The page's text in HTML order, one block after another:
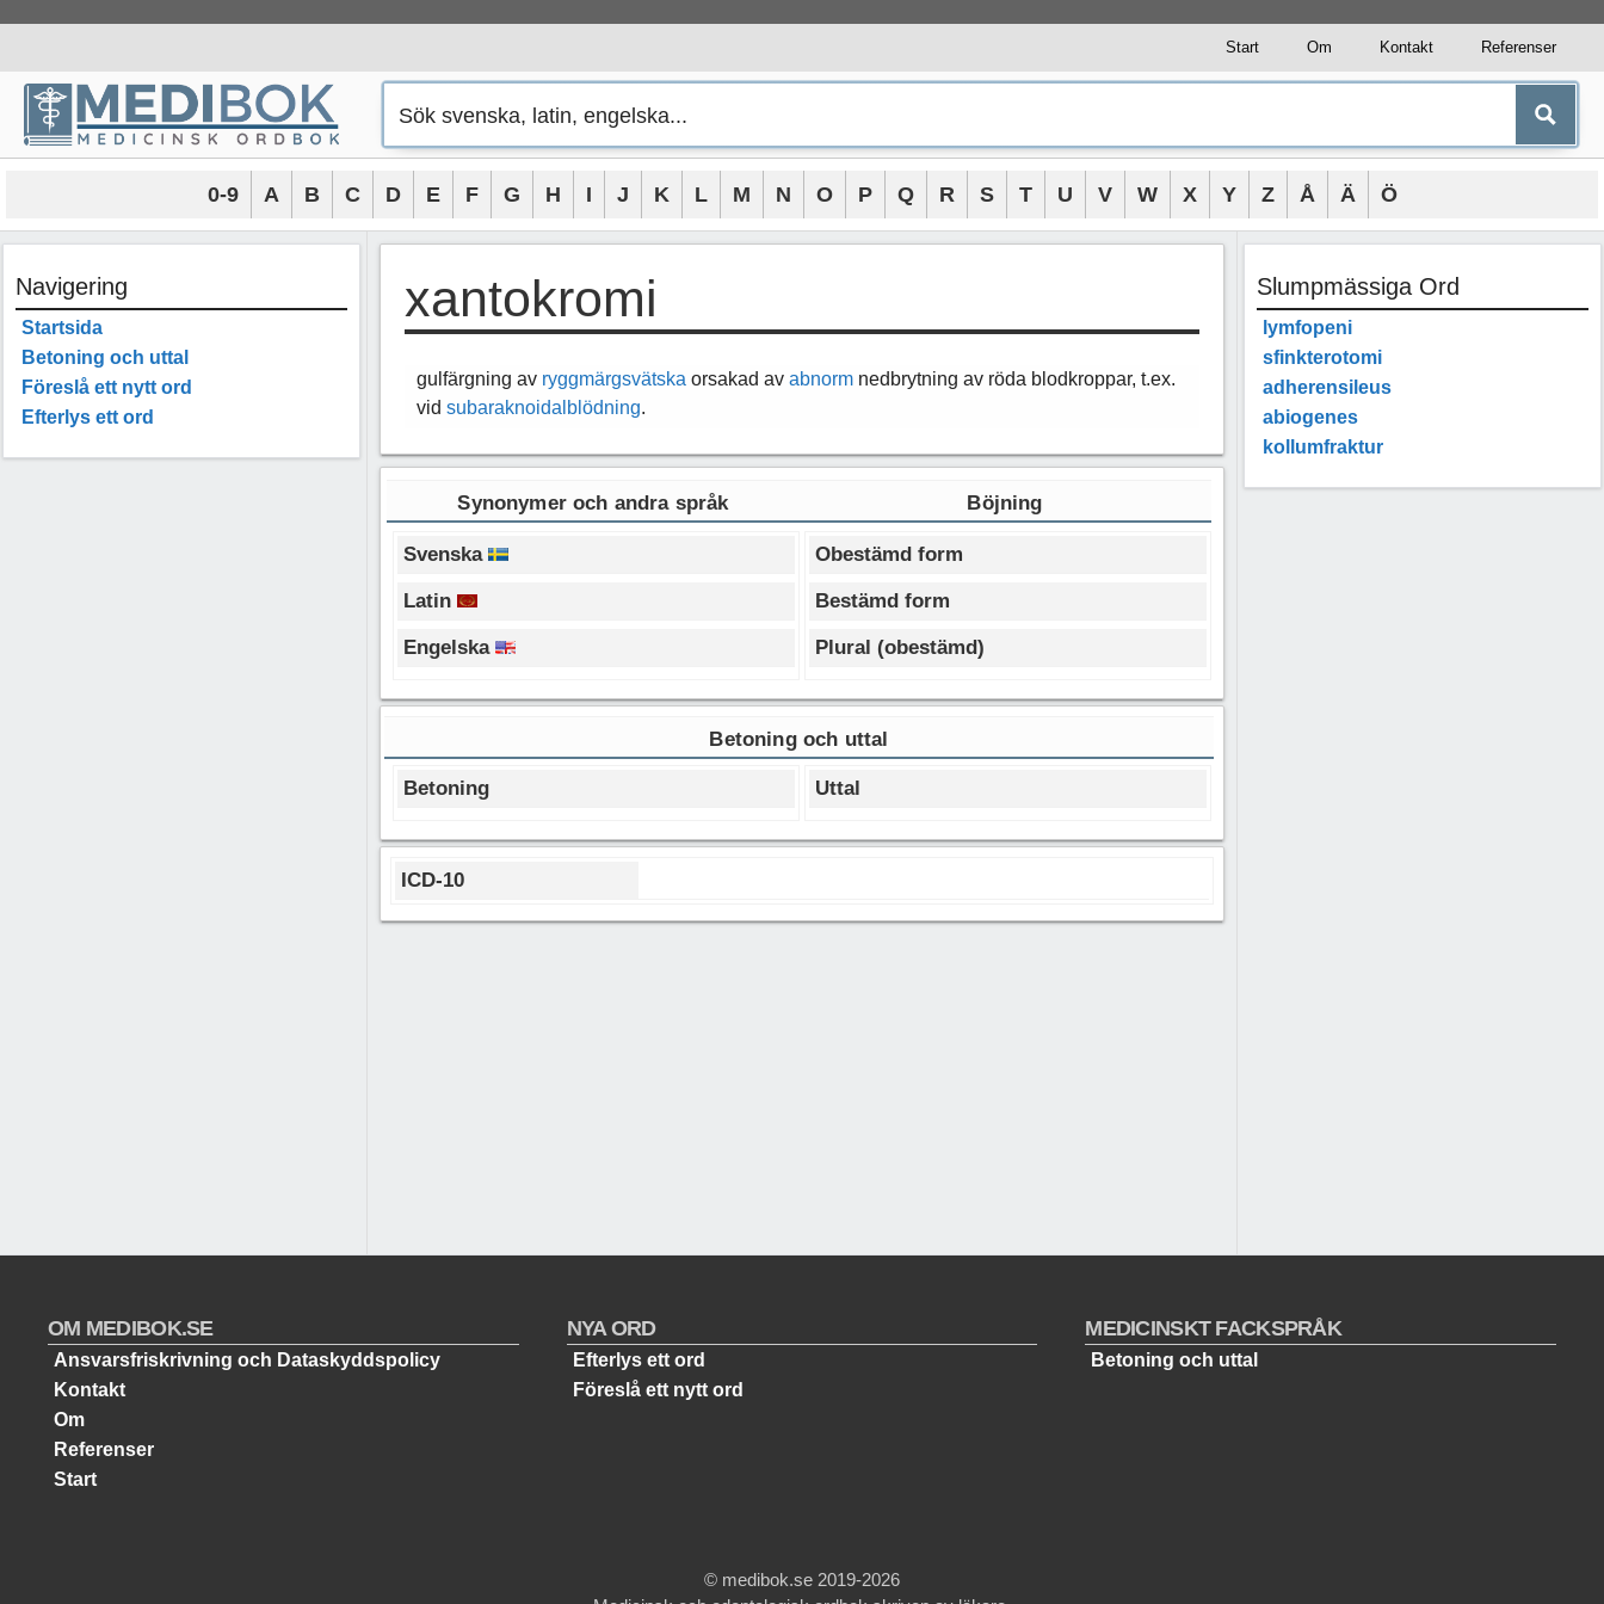
innehåll
Start Om Kontakt Referenser
0-9 A B C D E F G H I J K L M N O P Q R S T U V W X Y Z Å Ä Ö
xantokromi
gulfärgning av ryggmärgsvätska orsakad av abnorm nedbrytning av röda blodkroppar, t.ex.
vid subaraknoidalblödning.
Synonymer och andra språk Böjning
Svenska
Latin
Engelska
Obestämd form
Bestämd form
Plural (obestämd)
Betoning och uttal
Betoning Uttal
ICD-10
Navigering
Startsida
Betoning och uttal
Föreslå ett nytt ord
Efterlys ett ord
Slumpmässiga Ord
lymfopeni
sfinkterotomi
adherensileus
abiogenes
kollumfraktur
OM MEDIBOK.SE
Ansvarsfriskrivning och Dataskyddspolicy
Kontakt
Om
Referenser
Start
NYA ORD
Efterlys ett ord
Föreslå ett nytt ord
MEDICINSKT FACKSPRÅK
Betoning och uttal
© medibok.se 2019-2026